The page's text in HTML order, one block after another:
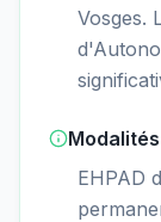
Vosges.
EHPAD